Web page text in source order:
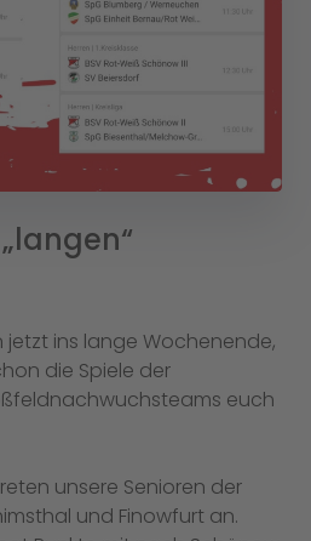
ins lange Wochenende,
die Spiele der
euch
unsere Senioren der
und Finowfurt an.